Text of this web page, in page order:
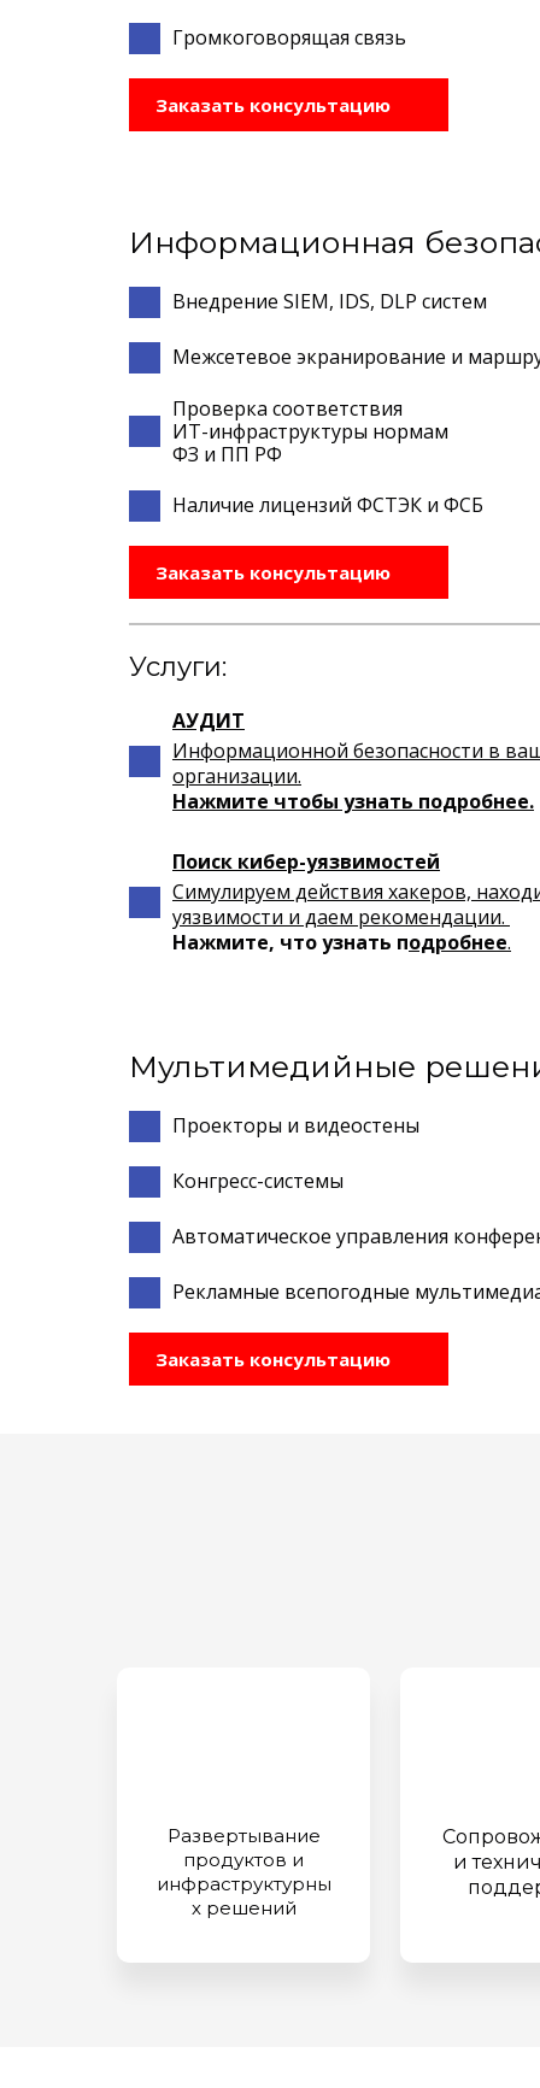
Громкоговорящая связь
Заказать консультацию
Информационная
Внедрение SIEM, IDS, DLP систем
Межсетевое экранирование и
Проверка соответствия
ИТ-инфраструктуры нормам
ФЗ и ПП РФ
Наличие лицензий ФСТЭК и ФСБ
Заказать консультацию
Услуги:
АУДИТ
Информационной безопасности в
организации.
Нажмите чтобы узнать подробнее.
Поиск кибер-уязвимостей
Симулируем действия хакеров,
уязвимости и даем рекомендации.
Нажмите, что узнать подробнее.
Мультимедийные
Проекторы и видеостены
Конгресс-системы
Автоматическое управления
Рекламные всепогодные
Заказать консультацию
Развертывание
продуктов и
инфраструктурны
х решений
и